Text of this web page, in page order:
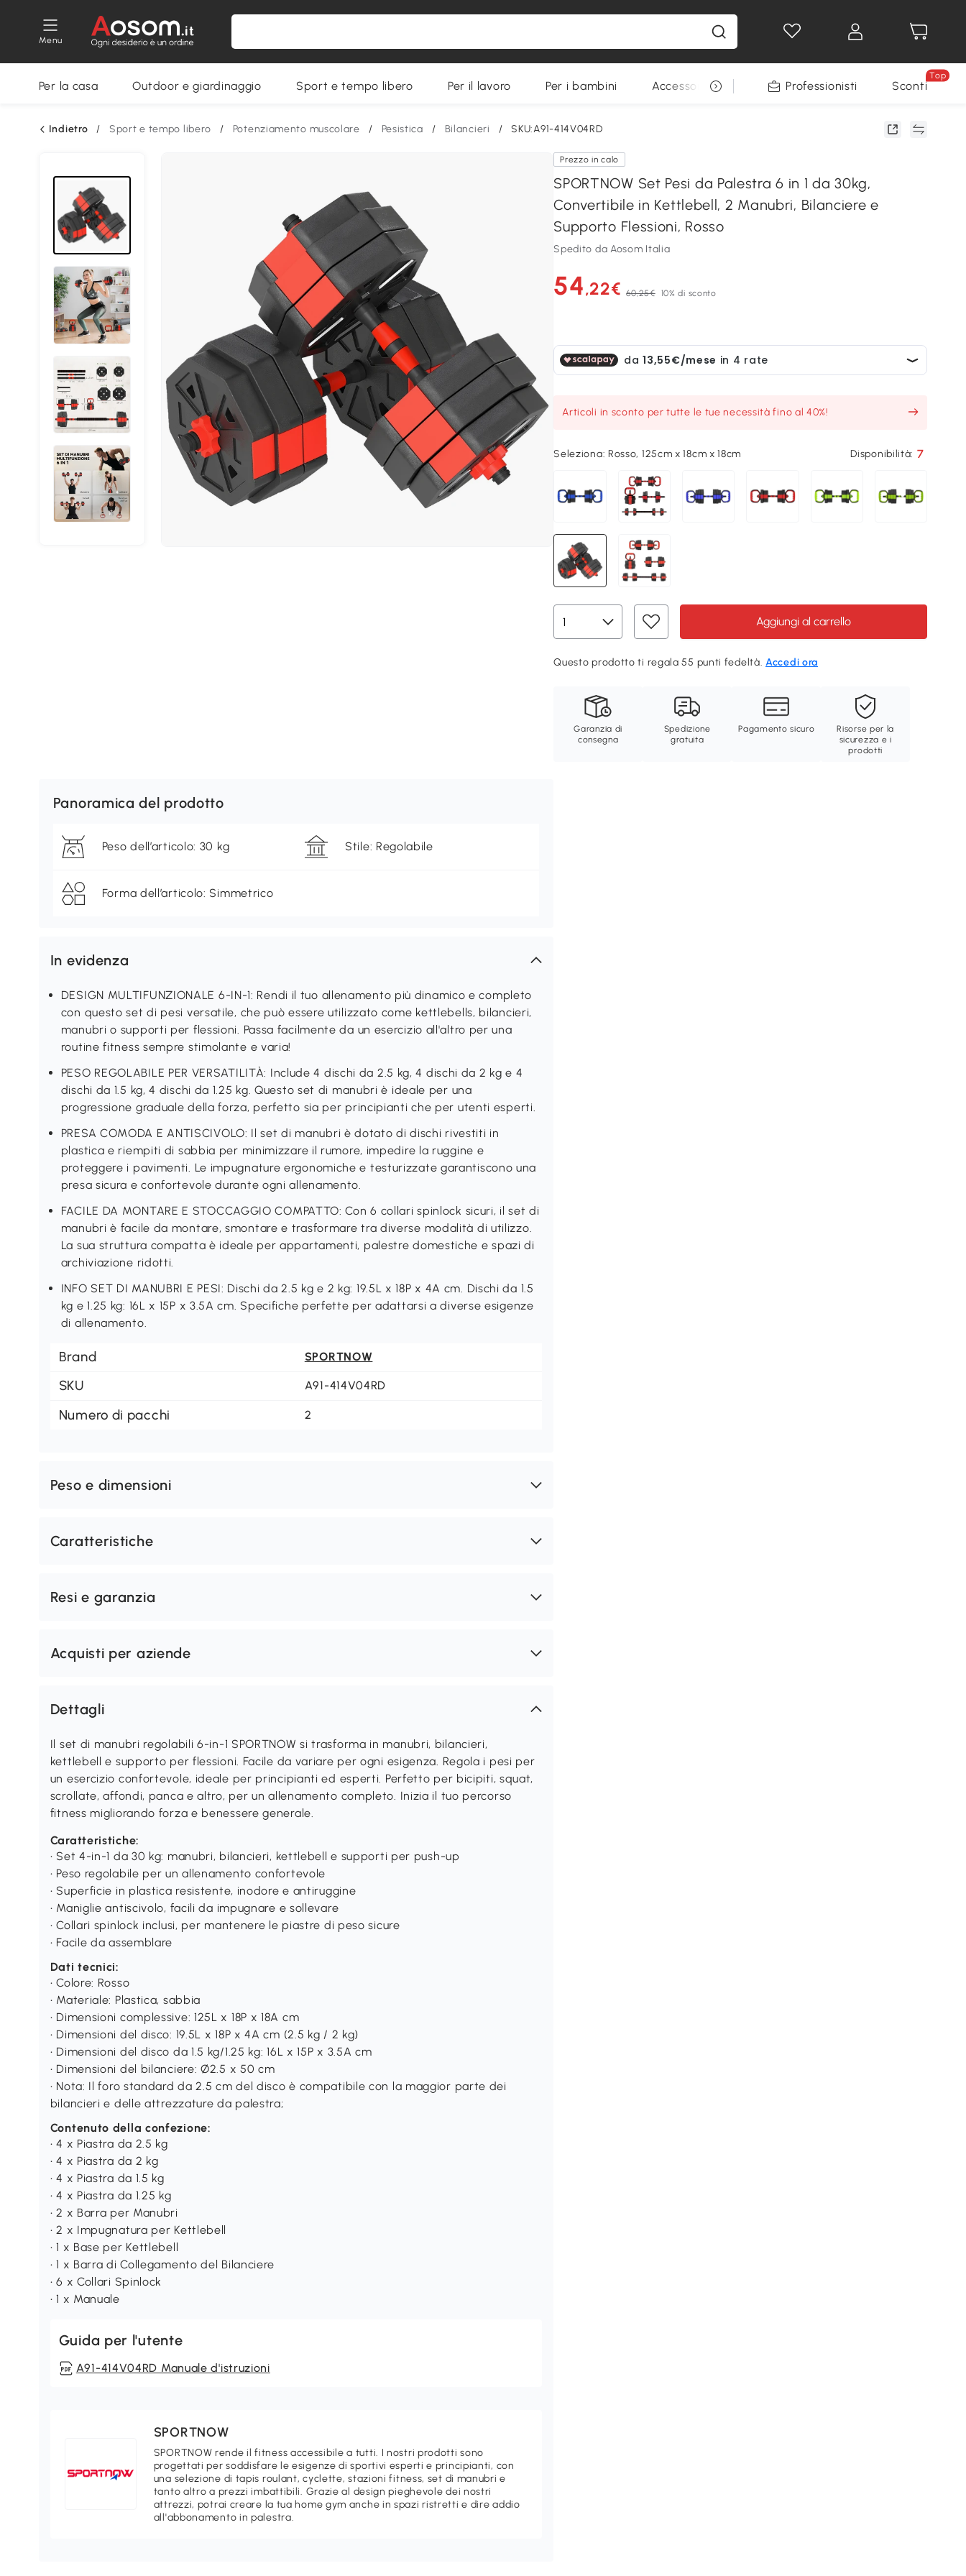
Menu
Per la casa Outdoor e giardinaggio Sport e tempo libero Per il lavoro Per i bambini Accessori per animali Professionisti Sconti
Top
Indietro / Sport e tempo libero / Potenziamento muscolare / Pesistica / Bilancieri / SKU:A91-414V04RD
Prezzo in calo
SPORTNOW Set Pesi da Palestra 6 in 1 da 30kg,
Convertibile in Kettlebell, 2 Manubri, Bilanciere e
Supporto Flessioni, Rosso
Spedito da Aosom Italia
54,22€ 60,25€ 10% di sconto
Articoli in sconto per tutte le tue necessità fino al 40%!
Seleziona: Rosso, 125cm x 18cm x 18cm Disponibilità: 7
Aggiungi al carrello
Questo prodotto ti regala 55 punti fedeltà.Accedi ora
Garanzia di
consegna
Spedizione
gratuita
Pagamento sicuro
Risorse per la
sicurezza e i
prodotti
Panoramica del prodotto
Peso dell’articolo: 30 kg Stile: Regolabile
Forma dell’articolo: Simmetrico
In evidenza
DESIGN MULTIFUNZIONALE 6-IN-1: Rendi il tuo allenamento più dinamico e completo
con questo set di pesi versatile, che può essere utilizzato come kettlebells, bilancieri,
manubri o supporti per flessioni. Passa facilmente da un esercizio all'altro per una
routine fitness sempre stimolante e varia!
PESO REGOLABILE PER VERSATILITÀ: Include 4 dischi da 2.5 kg, 4 dischi da 2 kg e 4
dischi da 1.5 kg, 4 dischi da 1.25 kg. Questo set di manubri è ideale per una
progressione graduale della forza, perfetto sia per principianti che per utenti esperti.
PRESA COMODA E ANTISCIVOLO: Il set di manubri è dotato di dischi rivestiti in
plastica e riempiti di sabbia per minimizzare il rumore, impedire la ruggine e
proteggere i pavimenti. Le impugnature ergonomiche e testurizzate garantiscono una
presa sicura e confortevole durante ogni allenamento.
FACILE DA MONTARE E STOCCAGGIO COMPATTO: Con 6 collari spinlock sicuri, il set di
manubri è facile da montare, smontare e trasformare tra diverse modalità di utilizzo.
La sua struttura compatta è ideale per appartamenti, palestre domestiche e spazi di
archiviazione ridotti.
INFO SET DI MANUBRI E PESI: Dischi da 2.5 kg e 2 kg: 19.5L x 18P x 4A cm. Dischi da 1.5
kg e 1.25 kg: 16L x 15P x 3.5A cm. Specifiche perfette per adattarsi a diverse esigenze
di allenamento.
Brand SPORTNOW
SKU A91-414V04RD
Numero di pacchi 2
Peso e dimensioni
Caratteristiche
Resi e garanzia
Acquisti per aziende
Dettagli
Il set di manubri regolabili 6-in-1 SPORTNOW si trasforma in manubri, bilancieri,
kettlebell e supporto per flessioni. Facile da variare per ogni esigenza. Regola i pesi per
un esercizio confortevole, ideale per principianti ed esperti. Perfetto per bicipiti, squat,
scrollate, affondi, panca e altro, per un allenamento completo. Inizia il tuo percorso
fitness migliorando forza e benessere generale.
Caratteristiche:
• Set 4-in-1 da 30 kg: manubri, bilancieri, kettlebell e supporti per push-up
• Peso regolabile per un allenamento confortevole
• Superficie in plastica resistente, inodore e antiruggine
• Maniglie antiscivolo, facili da impugnare e sollevare
• Collari spinlock inclusi, per mantenere le piastre di peso sicure
• Facile da assemblare
Dati tecnici:
• Colore: Rosso
• Materiale: Plastica, sabbia
• Dimensioni complessive: 125L x 18P x 18A cm
• Dimensioni del disco: 19.5L x 18P x 4A cm (2.5 kg / 2 kg)
• Dimensioni del disco da 1.5 kg/1.25 kg: 16L x 15P x 3.5A cm
• Dimensioni del bilanciere: Ø2.5 x 50 cm
• Nota: Il foro standard da 2.5 cm del disco è compatibile con la maggior parte dei
bilancieri e delle attrezzature da palestra;
Contenuto della confezione:
• 4 x Piastra da 2.5 kg
• 4 x Piastra da 2 kg
• 4 x Piastra da 1.5 kg
• 4 x Piastra da 1.25 kg
• 2 x Barra per Manubri
• 2 x Impugnatura per Kettlebell
• 1 x Base per Kettlebell
• 1 x Barra di Collegamento del Bilanciere
• 6 x Collari Spinlock
• 1 x Manuale
Guida per l'utente
A91-414V04RD Manuale d'istruzioni
SPORTNOW
SPORTNOW rende il fitness accessibile a tutti. I nostri prodotti sono
progettati per soddisfare le esigenze di sportivi esperti e principianti, con
una selezione di tapis roulant, cyclette, stazioni fitness, set di manubri e
tanto altro a prezzi imbattibili. Grazie al design pieghevole dei nostri
attrezzi, potrai creare la tua home gym anche in spazi ristretti e dire addio
all'abbonamento in palestra.